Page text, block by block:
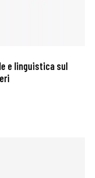
e linguistica sul